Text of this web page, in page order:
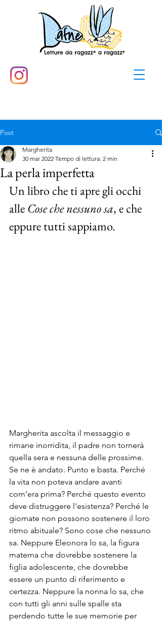
Post
La perla imperfetta
Margherita
30 mar 2022 Tempo di lettura: 2 min
Un libro che ti apre gli occhi
alle Cose che nessuno sa, e che
eppure tutti sappiamo.
Margherita ascolta il messaggio e
rimane inorridita, il padre non tornerà
quella sera e nessuna delle prossime.
Se ne è andato. Punto e basta. Perché
la vita non poteva andare avanti
com’era prima? Perché questo evento
deve distruggere l'esistenza? Perché le
giornate non possono sostenere il loro
ritmo abituale? Sono cose che nessuno
sa. Neppure Eleonora lo sa, la figura
materna che dovrebbe sostenere la
figlia adolescente, che dovrebbe
essere un punto di riferimento e
certezza. Neppure la nonna lo sa, che
con tutti gli anni sulle spalle sta
perdendo tutte le sue memorie per